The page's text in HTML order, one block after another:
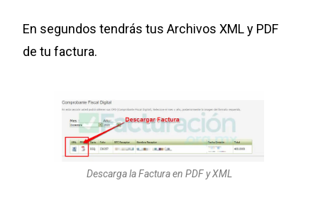
En segundos tendrás tus Archivos XML y PDF
de tu factura.
Descarga la Factura en PDF y XML